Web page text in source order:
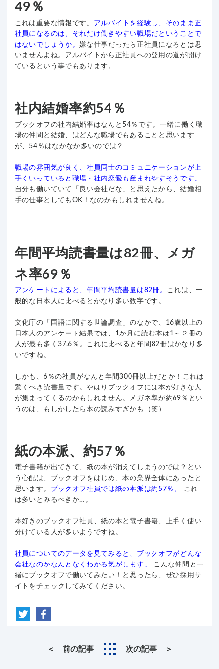
49％
これは重要な情報です。 アルバイトを経験し、そのまま正
社員になるのは、それだけ働きやすい職場だということで
はないでしょうか。嫌な仕事だったら正社員になろとは思
いませんよね。アルバイトから正社員への登用の道が開け
ているという事でもあります。
社内結婚率約54％
ブックオフの社内結婚率はなんと54％です。一緒に働く職
場の仲間と結婚、はどんな職場でもあることと思います
が、54％はなかなか多いのでは？
職場の雰囲気が良く、社員同士のコミュニケーションが上
手くいっていると職場・社内恋愛も産まれやすそうです。
自分も働いていて「良い会社だな」と思えたから、結婚相
手の仕事としてもOK！なのかもしれませんね。
年間平均読書量は82冊、メガ
ネ率69％
アンケートによると、年間平均読書量は82冊。 これは、一
般的な日本人に比べるとかなり多い数字です。
文化庁の「国語に関する世論調査」のなかで、16歳以上の
日本人のアンケート結果では、1か月に読む本は1～２冊の
人が最も多く37.6％。これに比べると年間82冊はかなり多
いですね。
しかも、6％の社員がなんと年間300冊以上だとか！これは
驚くべき読書量です。やはりブックオフには本が好きな人
が集まってくるのかもしれません。メガネ率が約69％とい
うのは、もしかしたら本の読みすぎかも（笑）
紙の本派、約57％
電子書籍が出てきて、紙の本が消えてしまうのでは？とい
う心配は、ブックオフをはじめ、本の業界全体にあったと
思います。
ブックオフ社員では紙の本派は約57％。
これ
は多いとみるべきか…。
本好きのブックオフ社員、紙の本と電子書籍、上手く使い
分けている人が多いようですね。
社員についてのデータを見てみると、ブックオフがどんな
会社なのかなんとなくわかる気がします。
こんな仲間と一
緒にブックオフで働いてみたい！と思ったら、ぜひ採用サ
イトをチェックしてみてください。
＜ 前の記事 次の記事 ＞